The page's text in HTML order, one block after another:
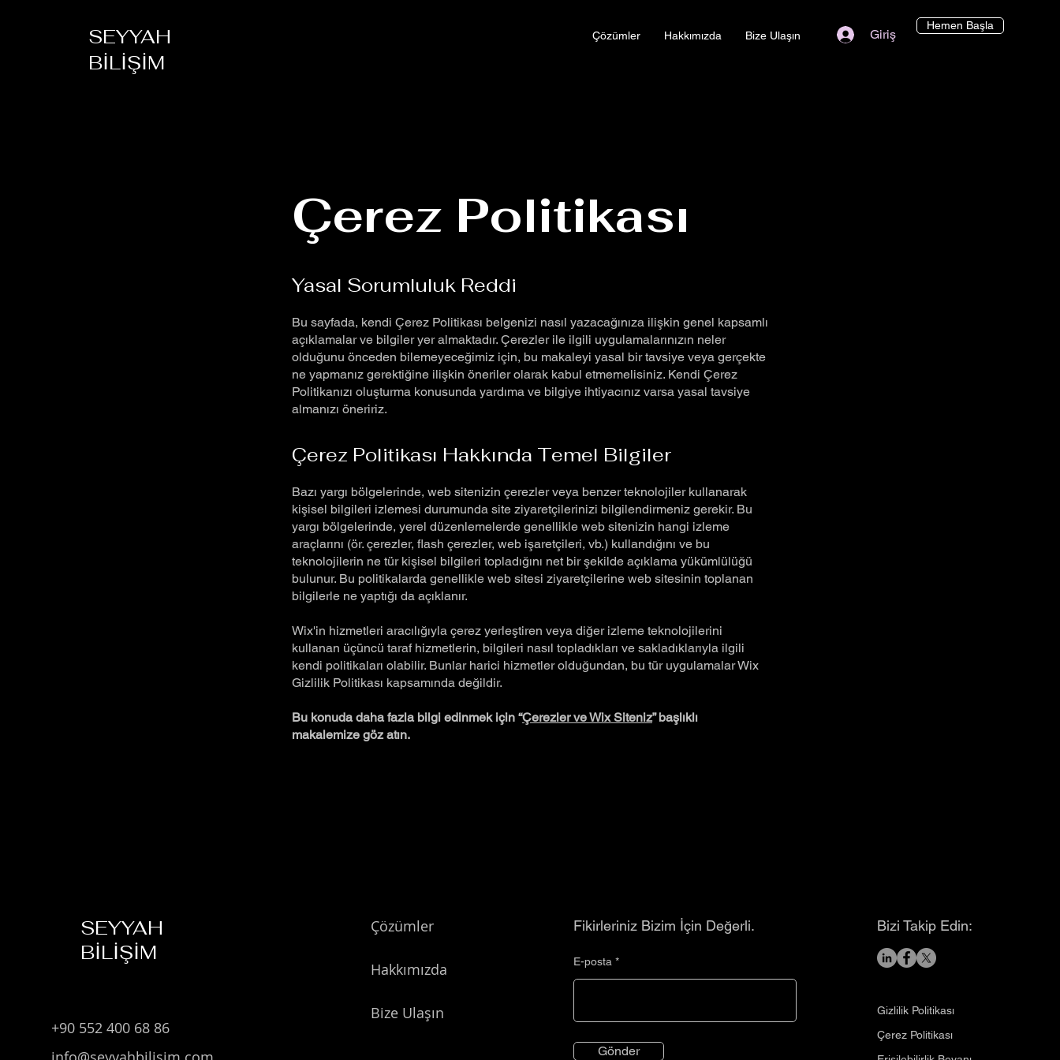
SEYYAH
BİLİŞİM
Çözümler Hakkımızda Bize Ulaşın Giriş
Hemen Başla
Çerez Politikası
Yasal Sorumluluk Reddi
Bu sayfada, kendi Çerez Politikası belgenizi nasıl yazacağınıza ilişkin genel kapsamlı
açıklamalar ve bilgiler yer almaktadır. Çerezler ile ilgili uygulamalarınızın neler
olduğunu önceden bilemeyeceğimiz için, bu makaleyi yasal bir tavsiye veya gerçekte
ne yapmanız gerektiğine ilişkin öneriler olarak kabul etmemelisiniz. Kendi Çerez
Politikanızı oluşturma konusunda yardıma ve bilgiye ihtiyacınız varsa yasal tavsiye
almanızı öneririz.
Çerez Politikası Hakkında Temel Bilgiler
Bazı yargı bölgelerinde, web sitenizin çerezler veya benzer teknolojiler kullanarak
kişisel bilgileri izlemesi durumunda site ziyaretçilerinizi bilgilendirmeniz gerekir. Bu
yargı bölgelerinde, yerel düzenlemelerde genellikle web sitenizin hangi izleme
araçlarını (ör. çerezler, flash çerezler, web işaretçileri, vb.) kullandığını ve bu
teknolojilerin ne tür kişisel bilgileri topladığını net bir şekilde açıklama yükümlülüğü
bulunur. Bu politikalarda genellikle web sitesi ziyaretçilerine web sitesinin toplanan
bilgilerle ne yaptığı da açıklanır.
Wix'in hizmetleri aracılığıyla çerez yerleştiren veya diğer izleme teknolojilerini
kullanan üçüncü taraf hizmetlerin, bilgileri nasıl topladıkları ve sakladıklarıyla ilgili
kendi politikaları olabilir. Bunlar harici hizmetler olduğundan, bu tür uygulamalar Wix
Gizlilik Politikası kapsamında değildir.
Bu konuda daha fazla bilgi edinmek için “Çerezler ve Wix Siteniz” başlıklı
makalemize göz atın.
SEYYAH
BİLİŞİM
+90 552 400 68 86
Çözümler
Hakkımızda
Bize Ulaşın
Fikirleriniz Bizim İçin Değerli.
E-posta
Gönder
Bizi Takip Edin:
Gizlilik Politikası
​Çerez Politikası